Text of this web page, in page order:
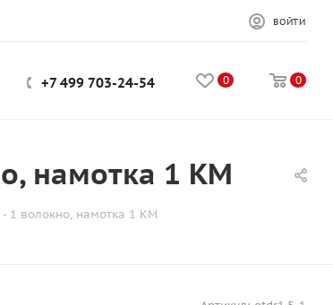
ВОЙТИ
+7 499 703-24-54 0 0
намотка 1 КМ
- 1 волокно, намотка 1 КМ